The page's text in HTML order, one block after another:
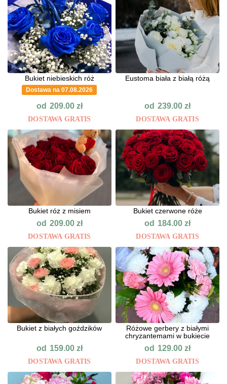
Bukiet niebieskich róż
Dostawa na 07.08.2026
od 209.00 zł
DOSTAWA GRATIS
Eustoma biała z białą różą
od 239.00zł
DOSTAWA GRATIS
Bukiet róz z misiem
od 209.00 zł
DOSTAWA GRATIS
Bukiet czerwone róże
od 184.00zł
DOSTAWA GRATIS
Bukiet z białych goździków
od 159.00 zł
DOSTAWA GRATIS
Różowe gerbery z białymi
chryzantemami w bukiecie
od 129.00zł
DOSTAWA GRATIS